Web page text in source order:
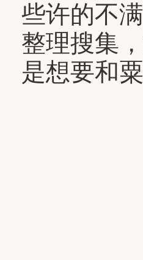
些许的不
整理搜集
是想要和